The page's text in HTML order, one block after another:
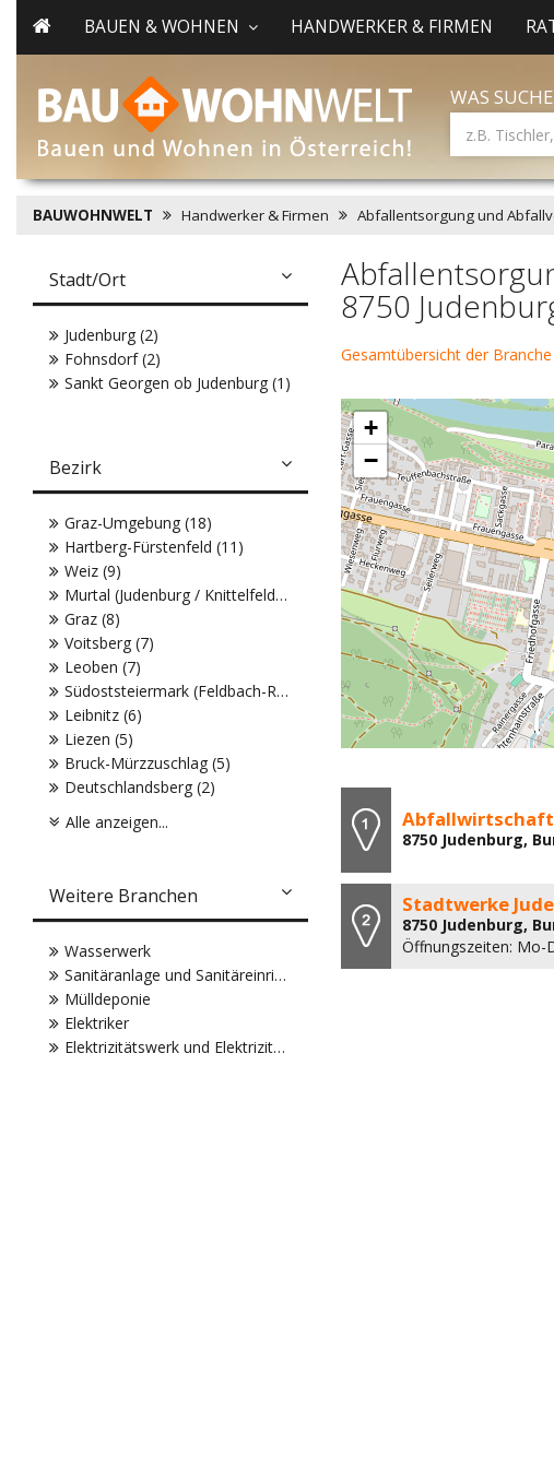
BAUEN & WOHNEN HANDWERKER & FIRMEN
WAS
BAUWOHNWELT Handwerker & Firmen Abfallentsorgung und
8750
Gesamtübersicht der
+
−
8750 Judenburg,
Stadtwerke
8750 Judenburg,
Öffnungszeiten: Mo-
Stadt/Ort
Judenburg (2)
Fohnsdorf (2)
Sankt Georgen ob Judenburg (1)
Bezirk
Graz-Umgebung (18)
Hartberg-Fürstenfeld (11)
Weiz (9)
Murtal (Judenburg / Knittelfeld) (8)
Graz (8)
Voitsberg (7)
Leoben (7)
Südoststeiermark (Feldbach-Radkersburg) (6)
Leibnitz (6)
Liezen (5)
Bruck-Mürzzuschlag (5)
Deutschlandsberg (2)
Alle anzeigen...
Weitere Branchen
Wasserwerk
Sanitäranlage und Sanitäreinrichtung
Mülldeponie
Elektriker
Elektrizitätswerk und Elektrizitätsgesellschaft